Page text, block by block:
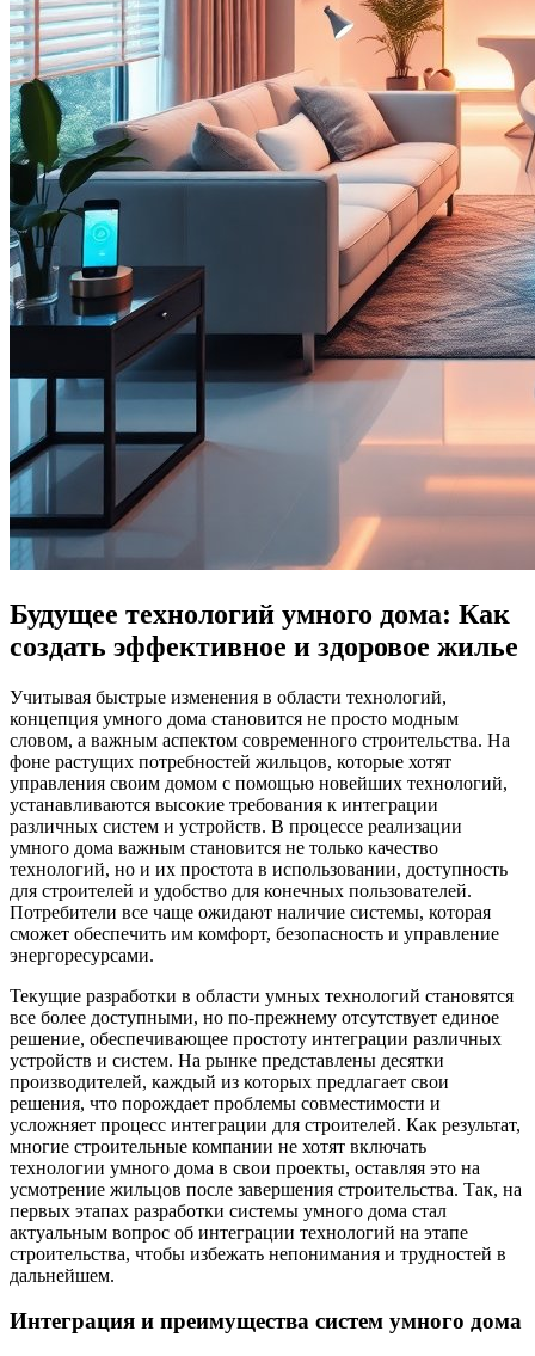
Будущее технологий умного дома: Как
создать эффективное и здоровое жилье
Учитывая быстрые изменения в области технологий,
концепция умного дома становится не просто модным
словом, а важным аспектом современного строительства. На
фоне растущих потребностей жильцов, которые хотят
управления своим домом с помощью новейших технологий,
устанавливаются высокие требования к интеграции
различных систем и устройств. В процессе реализации
умного дома важным становится не только качество
технологий, но и их простота в использовании, доступность
для строителей и удобство для конечных пользователей.
Потребители все чаще ожидают наличие системы, которая
сможет обеспечить им комфорт, безопасность и управление
энергоресурсами.
Текущие разработки в области умных технологий становятся
все более доступными, но по-прежнему отсутствует единое
решение, обеспечивающее простоту интеграции различных
устройств и систем. На рынке представлены десятки
производителей, каждый из которых предлагает свои
решения, что порождает проблемы совместимости и
усложняет процесс интеграции для строителей. Как результат,
многие строительные компании не хотят включать
технологии умного дома в свои проекты, оставляя это на
усмотрение жильцов после завершения строительства. Так, на
первых этапах разработки системы умного дома стал
актуальным вопрос об интеграции технологий на этапе
строительства, чтобы избежать непонимания и трудностей в
дальнейшем.
Интеграция и преимущества систем умного дома